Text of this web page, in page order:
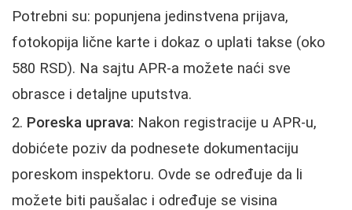
Potrebni su: popunjena jedinstvena prijava,
fotokopija lične karte i dokaz o uplati takse (oko
580 RSD). Na sajtu APR-a možete naći sve
obrasce i detaljne uputstva.
Poreska uprava: Nakon registracije u APR-u,
dobićete poziv da podnesete dokumentaciju
poreskom inspektoru. Ovde se određuje da li
možete biti paušalac i određuje se visina